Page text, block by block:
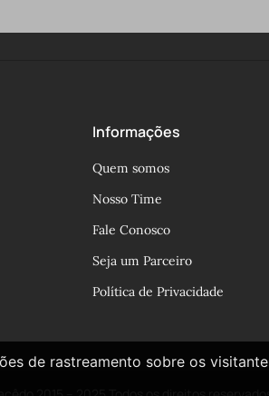
Informações
Quem somos
Nosso Time
Fale Conosco
Seja um Parceiro
Política de Privacidade
de rastreamento sobre os